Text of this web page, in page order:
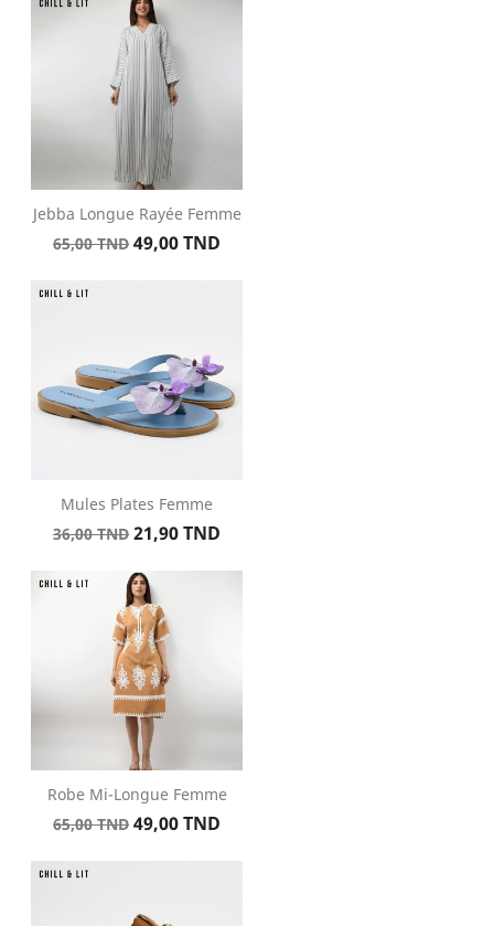
Jebba Longue Rayée Femme
Prix
base
65,00 TND Prix
49,00 TND
Mules Plates Femme
Prix
base
36,00 TND Prix
21,90 TND
Robe Mi-Longue Femme
Prix
base
65,00 TND Prix
49,00 TND